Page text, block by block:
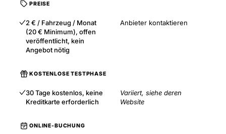
PREISE
2 € / Fahrzeug / Monat
(20 € Minimum), offen
veröffentlicht, kein
Angebot nötig
Anbieter kontaktieren
KOSTENLOSE TESTPHASE
30 Tage kostenlos, keine
Kreditkarte erforderlich
Variiert, siehe deren
Website
ONLINE-BUCHUNG